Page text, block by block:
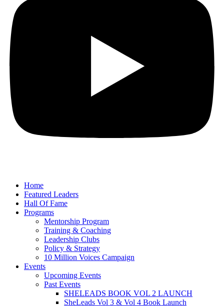
Home
Featured Leaders
Hall Of Fame
Programs
Mentorship Program
Training & Coaching
Leadership Clubs
Policy & Strategy
10 Million Voices Campaign
Events
Upcoming Events
Past Events
SHELEADS BOOK VOL 2 LAUNCH
SheLeads Vol 3 & Vol 4 Book Launch